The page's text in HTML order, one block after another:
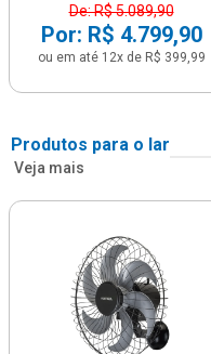
De: R$ 5.089,90
Por: R$ 4.799,90
ou em até 12x de R$ 399,99
Produtos para o lar
Veja mais